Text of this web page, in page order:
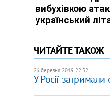
ЧИТАЙТЕ ТАКОЖ
26 березня 2019, 22:52
У Росії